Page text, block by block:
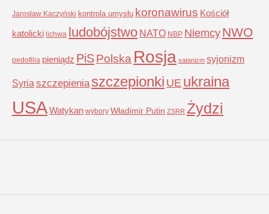
Jarosław Kaczyński kontrola umysłu koronawirus Kościół
katolicki lichwa ludobójstwo NATO NBP NiemcyNWO
pedofilia pieniądz PiSPolska Rosja satanizm syjonizm
Syria szczepienia szczepionki UE ukraina
USAWatykan wybory Władimir Putin ZSRR Żydzi